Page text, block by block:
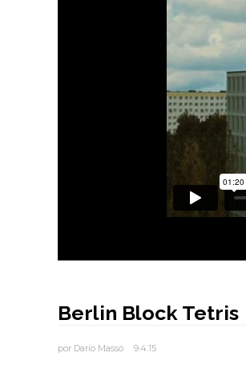
Berlin Block Tetris
por Darío Massó 9.4.15